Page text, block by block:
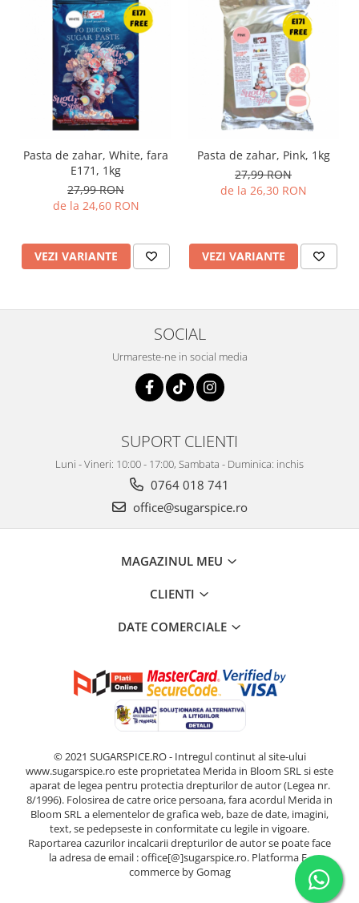
Pasta de zahar, White, fara
E171, 1kg
27,99 RON
de la 24,60 RON
VEZI VARIANTE
Pasta de zahar, Pink, 1kg
27,99 RON
de la 26,30 RON
VEZI VARIANTE
SOCIAL
Urmareste-ne in social media
SUPORT CLIENTI
Luni - Vineri: 10:00 - 17:00, Sambata - Duminica: inchis
0764 018 741
office@sugarspice.ro
MAGAZINUL MEU
CLIENTI
DATE COMERCIALE
© 2021 SUGARSPICE.RO - Intregul continut al site-ului
www.sugarspice.ro este proprietatea Merida in Bloom SRL si este
aparat de legea pentru protectia drepturilor de autor (Legea nr.
8/1996). Folosirea de catre orice persoana, fara acordul Merida in
Bloom SRL a elementelor de grafica web, baze de date, imagini,
text, se pedepseste in conformitate cu legile in vigoare.
Raportarea cazurilor incalcarii drepturilor de autor se poate face
la adresa de email : office[@]sugarspice.ro. Platforma E-
commerce by Gomag